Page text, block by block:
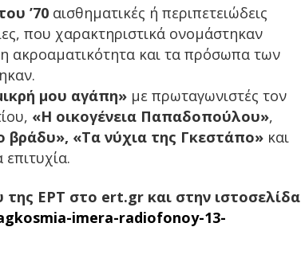
’70 αισθηματικές ή περιπετειώδεις
που χαρακτηριστικά ονομάστηκαν
ακροαματικότητα και τα πρόσωπα των
μου αγάπη» με πρωταγωνιστές τον
«Η οικογένεια Παπαδοπούλου»,
βράδυ», «Τα νύχια της Γκεστάπο» και
ΕΡΤ στο ert.gr και στην ιστοσελίδα
imera-radiofonoy-13-